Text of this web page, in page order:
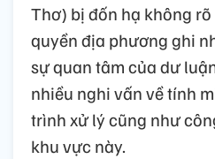
Thơ) bị đốn hạ không
quyền địa phương ghi
sự quan tâm của dư
nhiều nghi vấn về tính
trình xử lý cũng như
khu vực này.